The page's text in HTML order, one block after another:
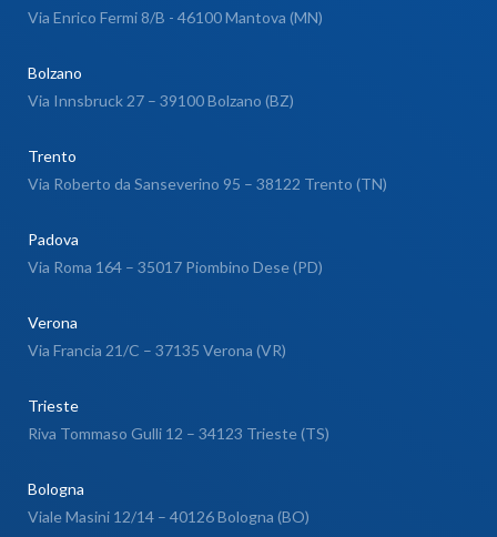
Via Enrico Fermi 8/B - 46100 Mantova (MN)
Bolzano
Via Innsbruck 27 – 39100 Bolzano (BZ)
Trento
Via Roberto da Sanseverino 95 – 38122 Trento (TN)
Padova
Via Roma 164 – 35017 Piombino Dese (PD)
Verona
Via Francia 21/C – 37135 Verona (VR)
Trieste
Riva Tommaso Gulli 12 – 34123 Trieste (TS)
Bologna
Viale Masini 12/14 – 40126 Bologna (BO)